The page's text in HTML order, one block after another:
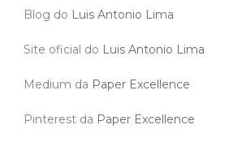
Blog do Luis Antonio Lima
Site oficial do Luis Antonio Lima
Medium da Paper Excellence
Pinterest da Paper Excellence